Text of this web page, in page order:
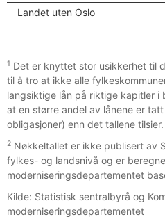
Landet uten Oslo
1 Det er knyttet stor usikkerhet til
til å tro at ikke alle
langsiktige lån på riktige kapitler
at en større andel av lånene er
obligasjoner) enn det tallene tilsier.
2 Nøkkeltallet er ikke publisert av
fylkes- og landsnivå og er
moderniseringsdepartementet
Kilde: Statistisk sentralbyrå og
moderniseringsdepartementet